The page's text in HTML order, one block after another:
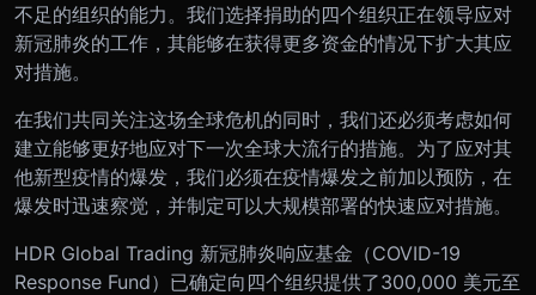
不足的组织的能力。我们选择捐助的四个组织正在领导应对
新冠肺炎的工作，其能够在获得更多资金的情况下扩大其应
对措施。
在我们共同关注这场全球危机的同时，我们还必须考虑如何
建立能够更好地应对下一次全球大流行的措施。为了应对其
他新型疫情的爆发，我们必须在疫情爆发之前加以预防，在
爆发时迅速察觉，并制定可以大规模部署的快速应对措施。
HDR Global Trading 新冠肺炎响应基金（COVID-19
Response Fund）已确定向四个组织提供了300,000 美元至